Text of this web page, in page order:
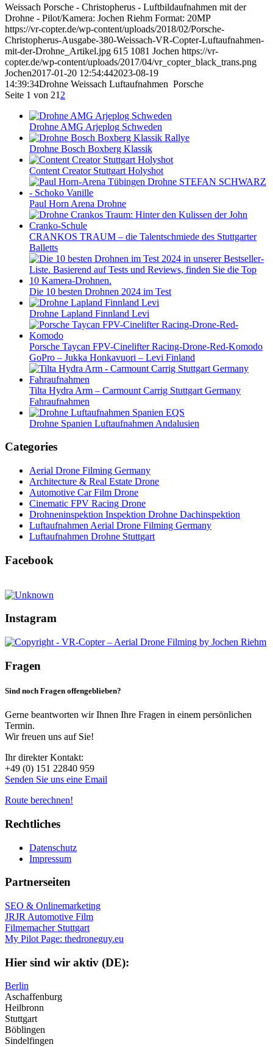
Weissach Porsche - Christopherus - Luftbildaufnahmen mit der
Drohne - Pilot/Kamera: Jochen Riehm Format: 20MP
https://vr-copter.de/wp-content/uploads/2018/02/Porsche-
Christopherus-Ausgabe-380-Weissach-VR-Copter-Luftaufnahmen-
mit-der-Drohne_Artikel.jpg 615 1081 Jochen https://vr-
copter.de/wp-content/uploads/2017/04/vr_copter_black_trans.png
Jochen2017-01-20 12:54:442023-08-19
14:39:34Drohne Weissach Luftaufnahmen Porsche
Seite 1 von 21 2
Drohne AMG Arjeplog Schweden
Drohne Bosch Boxberg Klassik
Content Creator Stuttgart Holyshot
Paul Horn Arena Drohne
CRANKOS TRAUM – die Talentschmiede des Stuttgarter
Balletts
Die 10 besten Drohnen 2024 im Test
Drohne Lapland Finnland Levi
Porsche Taycan FPV-Cinelifter Racing-Drone-Red-Komodo
GoPro – Jukka Honkavuori – Levi Finland
Tilta Hydra Arm – Carmount Carrig Stuttgart Germany
Fahraufnahmen
Drohne Spanien Luftaufnahmen Andalusien
Categories
Aerial Drone Filming Germany
Architecture & Real Estate Drone
Automotive Car Film Drone
Cinematic FPV Racing Drone
Drohneninspektion Inspektion Drohne Dachinspektion
Luftaufnahmen Aerial Drone Filming Germany
Luftaufnahmen Drohne Stuttgart
Facebook
Instagram
Fragen
Sind noch Fragen offengeblieben?
Gerne beantworten wir Ihnen Ihre Fragen in einem persönlichen
Termin.
Wir freuen uns auf Sie!
Ihr direkter Kontakt:
+49 (0) 151 22840 959
Senden Sie uns eine Email
Route berechnen!
Rechtliches
Datenschutz
Impressum
Partnerseiten
SEO & Onlinemarketing
JRJR Automotive Film
Filmemacher Stuttgart
My Pilot Page: thedroneguy.eu
Hier sind wir aktiv (DE):
Berlin
Aschaffenburg
Heilbronn
Stuttgart
Böblingen
Sindelfingen